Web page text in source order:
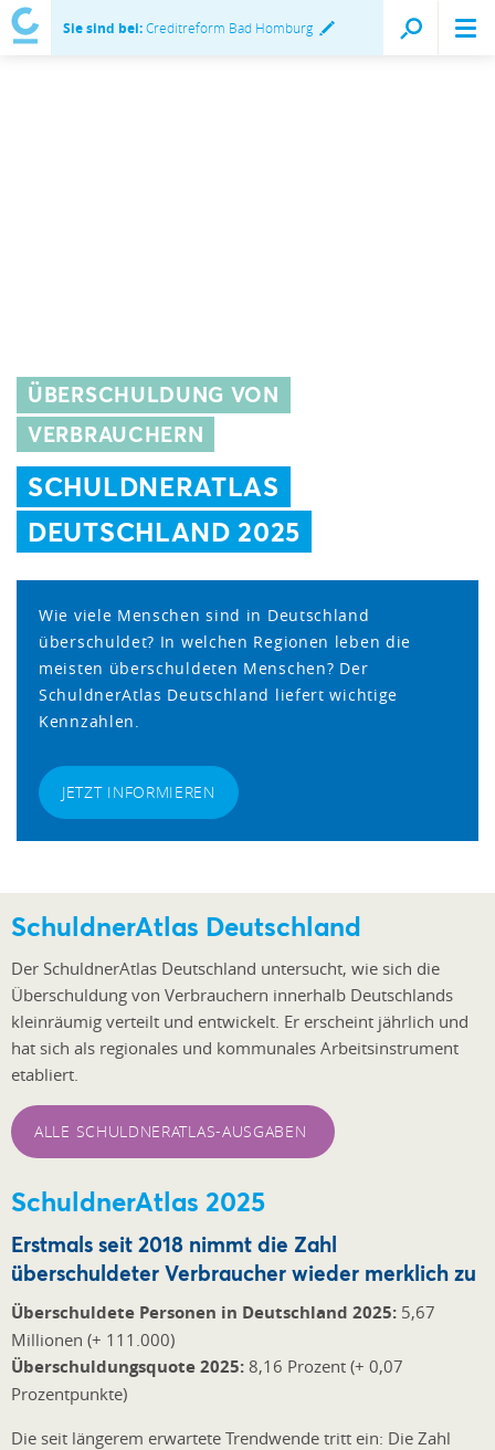
Sie sind bei:Creditreform Bad Homburg
ÜBERSCHULDUNG VON
VERBRAUCHERN
SCHULDNERATLAS
DEUTSCHLAND 2025
Wie viele Menschen sind in Deutschland
überschuldet? In welchen Regionen leben die
meisten überschuldeten Menschen? Der
SchuldnerAtlas Deutschland liefert wichtige
Kennzahlen.
JETZT INFORMIEREN
SchuldnerAtlas Deutschland
Der SchuldnerAtlas Deutschland untersucht, wie sich die
Überschuldung von Verbrauchern innerhalb Deutschlands
kleinräumig verteilt und entwickelt. Er erscheint jährlich und
hat sich als regionales und kommunales Arbeitsinstrument
etabliert.
ALLE SCHULDNERATLAS-AUSGABEN
SchuldnerAtlas 2025
Erstmals seit 2018 nimmt die Zahl
überschuldeter Verbraucher wieder merklich zu
Überschuldete Personen in Deutschland 2025: 5,67
Millionen (+ 111.000)
Überschuldungsquote 2025: 8,16 Prozent (+ 0,07
Prozentpunkte)
Die seit längerem erwartete Trendwende tritt ein: Die Zahl